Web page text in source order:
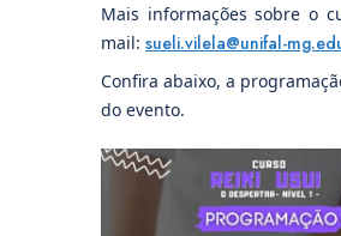
Mais informações sobre o
mail: sueli.vilela@unifal-
Confira abaixo, a
do evento.